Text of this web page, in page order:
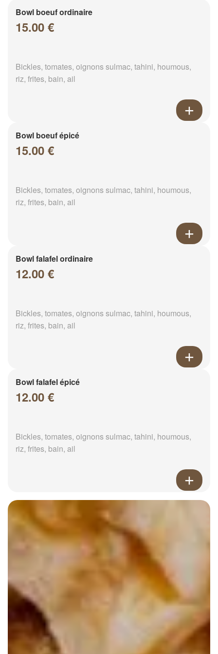
Bowl boeuf ordinaire
15.00 €
Bickles, tomates, oignons sulmac, tahini, houmous,
riz, frites, bain, ail
Bowl boeuf épicé
15.00 €
Bickles, tomates, oignons sulmac, tahini, houmous,
riz, frites, bain, ail
Bowl falafel ordinaire
12.00 €
Bickles, tomates, oignons sulmac, tahini, houmous,
riz, frites, bain, ail
Bowl falafel épicé
12.00 €
Bickles, tomates, oignons sulmac, tahini, houmous,
riz, frites, bain, ail